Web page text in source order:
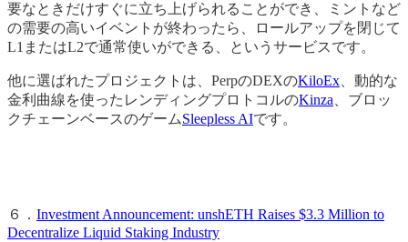
要なときだけすぐに立ち上げられることができ、ミントなど
の需要の高いイベントが終わったら、ロールアップを閉じて
L1またはL2で通常使いができる、というサービスです。
他に選ばれたプロジェクトは、PerpのDEXのKiloEx 、動的な
金利曲線を使ったレンディングプロトコルのKinza 、ブロッ
クチェーンベースのゲームSleepless AIです。
６． Investment Announcement: unshETH Raises $3.3 Million to
Decentralize Liquid Staking Industry